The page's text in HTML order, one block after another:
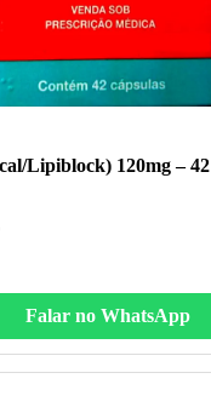
Lipiblock) 120mg – 42
Falar no WhatsApp